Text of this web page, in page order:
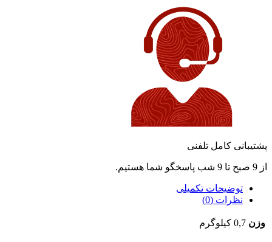
پشتیبانی کامل تلفنی
از 9 صبح تا 9 شب پاسخگو شما هستیم.
توضیحات تکمیلی
نظرات (0)
وزن 0,7 کیلوگرم